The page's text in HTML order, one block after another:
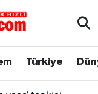
Türkiye